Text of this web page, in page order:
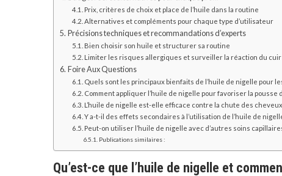
Prix, critères de choix et place de l’huile dans la routine
Alternatives et compléments pour chaque type d’utilisateur
Précisions techniques et recommandations d’experts
Bien choisir son huile et structurer sa routine
Limiter les risques allergiques et surveiller la réaction du
Foire Aux Questions
Quels sont les principaux bienfaits de l’huile de nigelle pour
Comment appliquer l’huile de nigelle pour favoriser la pousse
L’huile de nigelle est-elle efficace contre la chute des cheveux
Y a-t-il des effets secondaires à l’utilisation de l’huile de
Peut-on utiliser l’huile de nigelle avec d’autres soins
Publications similaires :
Qu’est-ce que l’huile de nigelle et